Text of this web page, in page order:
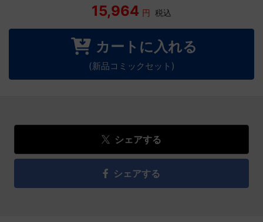
15,964 円 税込
カートに入れる
(新品コミックセット)
シェアする
シェアする